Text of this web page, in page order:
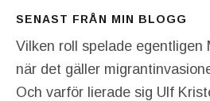
SENAST FRÅN MIN BLOGG
Vilken roll spelade egentligen
när det gäller
Och varför lierade sig Ulf